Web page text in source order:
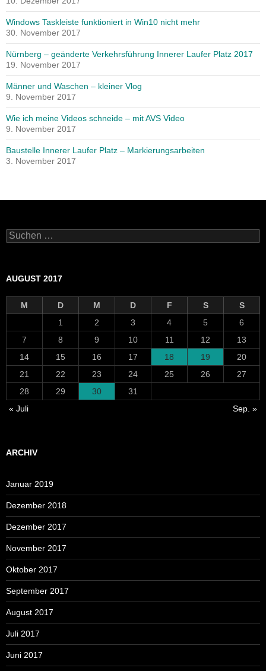
Windows Taskleiste funktioniert in Win10 nicht mehr
30. November 2017
Nürnberg – geänderte Verkehrsführung Innerer Laufer Platz 2017
19. November 2017
Männer und Waschen – kleiner Vlog
9. November 2017
Wie ich meine Videos schneide – mit AVS Video
9. November 2017
Baustelle Innerer Laufer Platz – Markierungsarbeiten
3. November 2017
Suchen
nach:
AUGUST 2017
M D M D F S
S
1
2 3 4 5
6
7
8 9 10 11 12
13
14
15 16 17 18 19
20
21
22 23 24 25 26
27
28
29 30
31
« Juli
Sep. »
ARCHIV
Januar 2019
Dezember 2018
Dezember 2017
November 2017
Oktober 2017
September 2017
August 2017
Juli 2017
Juni 2017